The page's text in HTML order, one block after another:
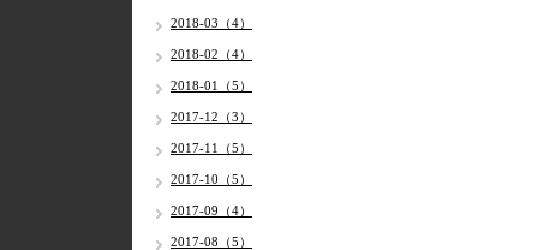
2018-03（4）
2018-02（4）
2018-01（5）
2017-12（3）
2017-11（5）
2017-10（5）
2017-09（4）
2017-08（5）